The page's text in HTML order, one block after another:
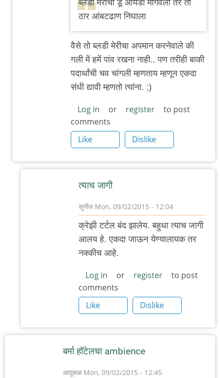
बँग्कॉक
स्ट्रीट
by
सुनील
ब्लडी मेरीचा डू आयडी मागवला तर तो
ठार आंबटढाण निघाला
वैसे तो ब्लडी मेरीचा अपमान करनेवाले की
गली में हमें पांव रखना नाही.. पण तरीही बाकी
पदार्थांची चव चांगली म्हणताय म्हणून एकदा
संधी द्यावी म्हणतो त्यांना. ;)
Log in or register
to post
comments
Like
Dislike
त्याच जागी
सुनील Mon, 09/02/2015 - 12:04
In
reply
आहे
हो
हे?
क्रेझी
by
क्रेझी टर्टल बंद झालेय. बहुधा त्याच जागी
आलय हे. एकदा जाऊन येण्यालायक तर
नक्कीच आहे.
Log in or register
to post
comments
Like
Dislike
बर्मा हॉटेलचा ambience
आदूबाळMon, 09/02/2015 - 12:45